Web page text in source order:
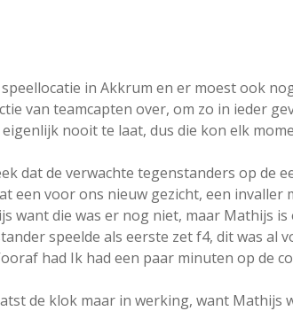
in Akkrum en er moest ook
van teamcapten over, om zo in ieder
nooit te laat, dus die kon elk
dat de verwachte tegenstanders op de
een voor ons nieuw gezicht, een invaller
want die was er nog niet, maar Mathijs
speelde als eerste zet f4, dit was al
had Ik had een paar minuten op de
de klok maar in werking, want Mathijs